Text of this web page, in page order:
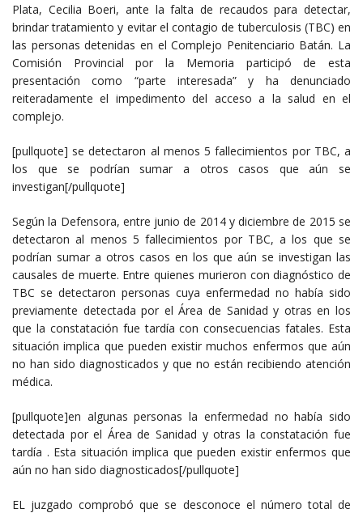
Plata, Cecilia Boeri, ante la falta de recaudos para detectar,
brindar tratamiento y evitar el contagio de tuberculosis (TBC) en
las personas detenidas en el Complejo Penitenciario Batán. La
Comisión Provincial por la Memoria participó de esta
presentación como “parte interesada” y ha denunciado
reiteradamente el impedimento del acceso a la salud en el
complejo.
[pullquote] se detectaron al menos 5 fallecimientos por TBC, a
los que se podrían sumar a otros casos que aún se
investigan[/pullquote]
Según la Defensora, entre junio de 2014 y diciembre de 2015 se
detectaron al menos 5 fallecimientos por TBC, a los que se
podrían sumar a otros casos en los que aún se investigan las
causales de muerte. Entre quienes murieron con diagnóstico de
TBC se detectaron personas cuya enfermedad no había sido
previamente detectada por el Área de Sanidad y otras en los
que la constatación fue tardía con consecuencias fatales. Esta
situación implica que pueden existir muchos enfermos que aún
no han sido diagnosticados y que no están recibiendo atención
médica.
[pullquote]en algunas personas la enfermedad no había sido
detectada por el Área de Sanidad y otras la constatación fue
tardía . Esta situación implica que pueden existir enfermos que
aún no han sido diagnosticados[/pullquote]
EL juzgado comprobó que se desconoce el número total de